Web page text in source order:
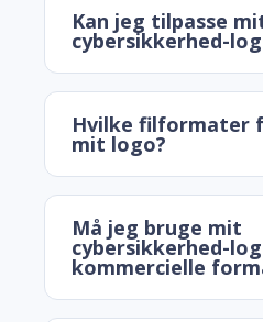
Kan jeg tilpasse
cybersikkerhed-
Hvilke filformater
mit logo?
Må jeg bruge mit
cybersikkerhed-
kommercielle